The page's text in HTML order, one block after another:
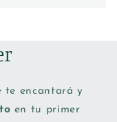
te encantará y
en tu primer